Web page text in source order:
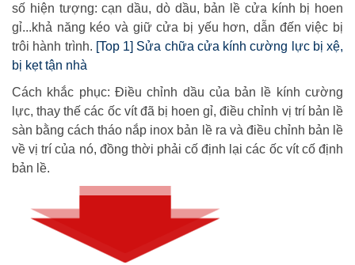
số hiện tượng: cạn dầu, dò dầu, bản lề cửa kính bị hoen
gỉ...khả năng kéo và giữ cửa bị yếu hơn, dẫn đến việc bị
trôi hành trình. [Top 1] Sửa chữa cửa kính cường lực bị xệ,
bị kẹt tận nhà
Cách khắc phục: Điều chỉnh dầu của bản lề kính cường
lực, thay thế các ốc vít đã bị hoen gỉ, điều chỉnh vị trí bản lề
sàn bằng cách tháo nắp inox bản lề ra và điều chỉnh bản lề
về vị trí của nó, đồng thời phải cố định lại các ốc vít cố định
bản lề.